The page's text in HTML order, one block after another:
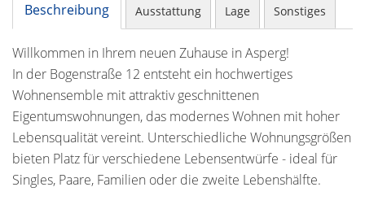
Beschreibung Ausstattung Lage Sonstiges
Willkommen in Ihrem neuen Zuhause in Asperg!
In der Bogenstraße 12 entsteht ein hochwertiges
Wohnensemble mit attraktiv geschnittenen
Eigentumswohnungen, das modernes Wohnen mit hoher
Lebensqualität vereint. Unterschiedliche Wohnungsgrößen
bieten Platz für verschiedene Lebensentwürfe - ideal für
Singles, Paare, Familien oder die zweite Lebenshälfte.